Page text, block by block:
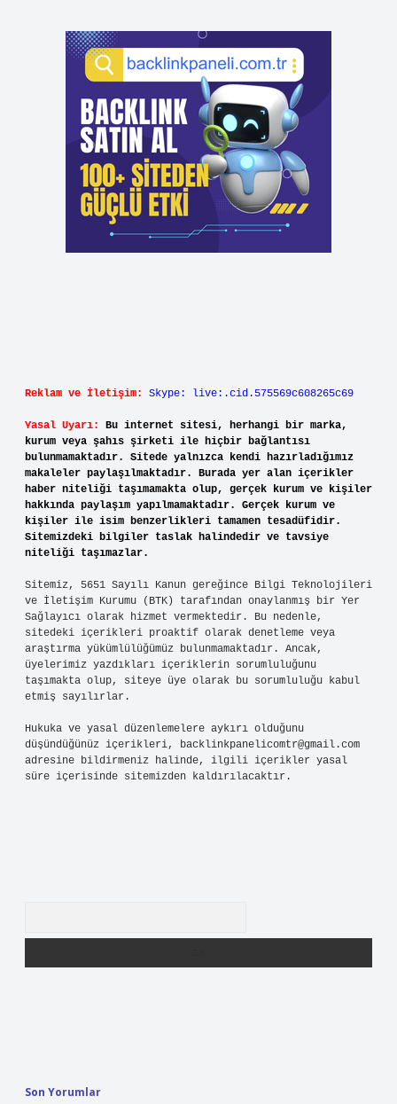
Reklam ve İletişim: Skype: live:.cid.575569c608265c69
Yasal Uyarı:
Bu internet sitesi, herhangi bir marka,
kurum veya şahıs şirketi ile hiçbir bağlantısı
bulunmamaktadır. Sitede yalnızca kendi hazırladığımız
makaleler paylaşılmaktadır. Burada yer alan içerikler
haber niteliği taşımamakta olup, gerçek kurum ve kişiler
hakkında paylaşım yapılmamaktadır. Gerçek kurum ve
kişiler ile isim benzerlikleri tamamen tesadüfidir.
Sitemizdeki bilgiler taslak halindedir ve tavsiye
niteliği taşımazlar.
Sitemiz, 5651 Sayılı Kanun gereğince Bilgi Teknolojileri
ve İletişim Kurumu (BTK) tarafından onaylanmış bir Yer
Sağlayıcı olarak hizmet vermektedir. Bu nedenle,
sitedeki içerikleri proaktif olarak denetleme veya
araştırma yükümlülüğümüz bulunmamaktadır. Ancak,
üyelerimiz yazdıkları içeriklerin sorumluluğunu
taşımakta olup, siteye üye olarak bu sorumluluğu kabul
etmiş sayılırlar.
Hukuka ve yasal düzenlemelere aykırı olduğunu
düşündüğünüz içerikleri, backlinkpanelicomtr@gmail.com
adresine bildirmeniz halinde, ilgili içerikler yasal
süre içerisinde sitemizden kaldırılacaktır.
Son Yorumlar